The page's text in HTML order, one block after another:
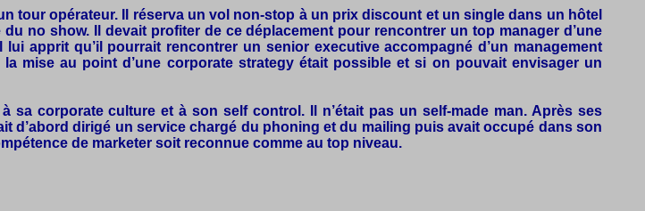
tour opérateur. Il réserva un vol non-stop à un prix discount et un single dans un hôtel
no show. Il devait profiter de ce déplacement pour rencontrer un top manager d’une
apprit qu’il pourrait rencontrer un senior executive accompagné d’un management
mise au point d’une corporate strategy était possible et si on pouvait envisager un
corporate culture et à son self control. Il n’était pas un self-made man. Après ses
d’abord dirigé un service chargé du phoning et du mailing puis avait occupé dans son
de marketer soit reconnue comme au top niveau.